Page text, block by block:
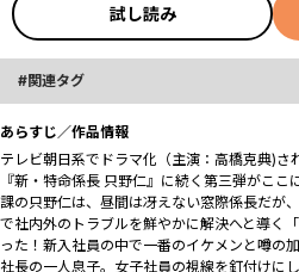
試し読み
関連タグ
あらすじ／作品情報
テレビ朝日系でドラマ化（主演：高橋克典)さ
『新・特命係長 只野仁』に続く第三弾がこ
課の只野仁は、昼間は冴えない窓際係長だが
で社内外のトラブルを鮮やかに解決へと導く
った――！新入社員の中で一番のイケメンと噂
社長の一人息子。女子社員の視線を釘付けに